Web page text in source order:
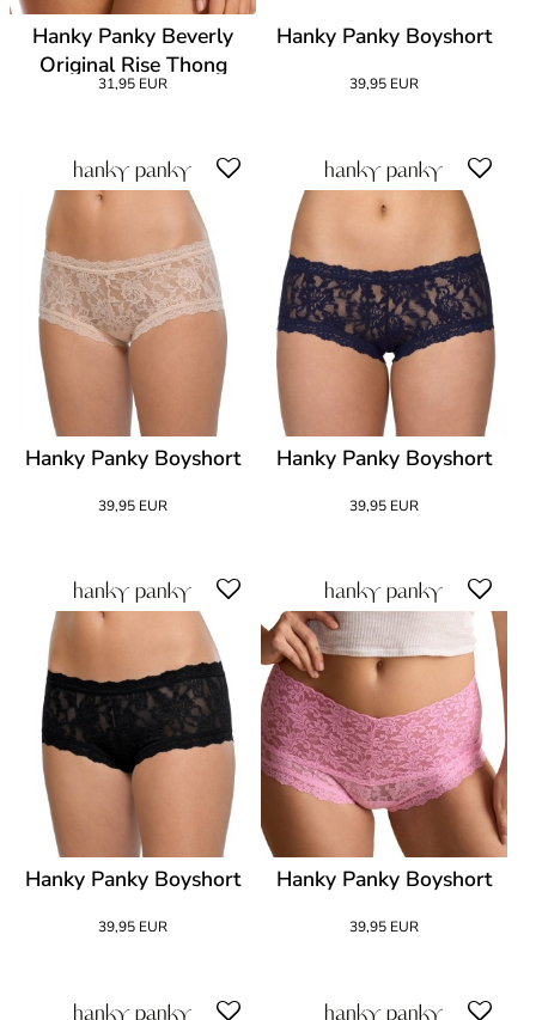
Hanky Panky Beverly
Original Rise Thong
31,95 EUR
Hanky Panky Boyshort
39,95 EUR
Hanky Panky Boyshort
39,95 EUR
Hanky Panky Boyshort
39,95 EUR
Hanky Panky Boyshort
39,95 EUR
Hanky Panky Boyshort
39,95 EUR